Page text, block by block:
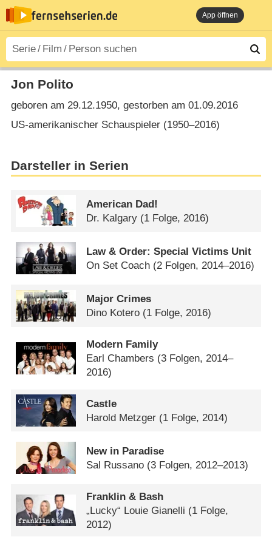
App öffnen
Jon Polito
geboren am 29.12.1950, gestorben am 01.09.2016
US-amerikanischer Schauspieler (1950⁠–⁠2016)
Darsteller in Serien
American Dad!
Dr. Kalgary (1 Folge, 2016)
Law & Order: Special Victims Unit
On Set Coach (2 Folgen, 2014–2016)
Major Crimes
Dino Kotero (1 Folge, 2016)
Modern Family
Earl Chambers (3 Folgen, 2014–
2016)
Castle
Harold Metzger (1 Folge, 2014)
New in Paradise
Sal Russano (3 Folgen, 2012–2013)
Franklin & Bash
„Lucky“ Louie Gianelli (1 Folge,
2012)